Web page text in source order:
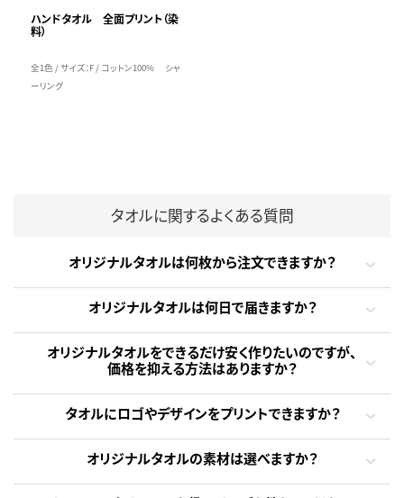
ハンドタオル 全面プリント（染
料）
全1色 / サイズ：F / コットン100% シャ
ーリング
タオルに関するよくある質問
オリジナルタオルは何枚から注文できますか？
オリジナルタオルは何日で届きますか？
オリジナルタオルをできるだけ安く作りたいのですが、
価格を抑える方法はありますか？
タオルにロゴやデザインをプリントできますか？
オリジナルタオルの素材は選べますか？